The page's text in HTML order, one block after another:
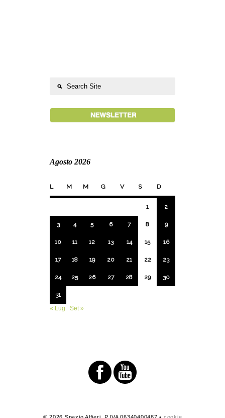
Agosto 2026
L M M G V S D
1 2
3 4 5 6 7 8 9
10 11 12 13 14 15 16
17 18 19 20 21 22 23
24 25 26 27 28 29 30
31
« Lug
Set »